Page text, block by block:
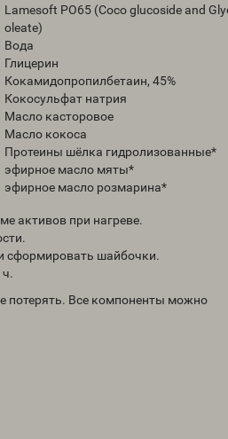
Lamesoft PO65 (Coco glucoside and
oleate)
Вода
Глицерин
Кокамидопропилбетаин, 45%
Кокосульфат натрия
Масло касторовое
Масло кокоса
Протеины шёлка гидролизованные*
эфирное масло мяты*
эфирное масло розмарина*
активов при нагреве.
сформировать шайбочки.
потерять. Все компоненты можно